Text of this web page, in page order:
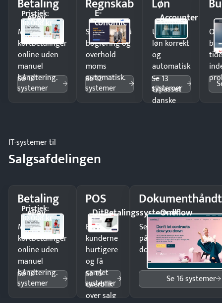
ePay
Pristjek:
10.008 kr
Modtag
kortbetalinger
online uden
manuel
håndtering.
Se 12
systemer
E-
conomic
Spar timer på
bogføring og
overhold
moms
automatisk.
Se 12
systemer
Accounter
Udbetal
løn korrekt
og
automatisk
—
tilpasset
danske
Se 13
systemer
IT-systemer til
Salgsafdelingen
Betaling
ePay
Pristjek:
10.008 kr
Modtag
kortbetalinger
online uden
manuel
håndtering.
Se 12
systemer
POS
DitBetalingssystem.dk
Ekspedér
kunderne
hurtigere
og få
samlet
overblik
over salg
Se 15
systemer
Oneflow
Send kontrakter til
på minutter og mist
dokumenter.
Se 16 systemer